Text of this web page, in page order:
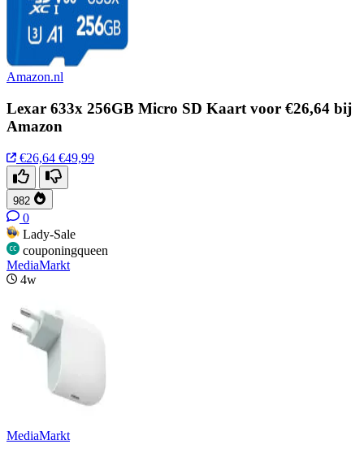
Amazon.nl
Lexar 633x 256GB Micro SD Kaart voor €26,64 bij
Amazon
€26,64 €49,99
982
0
Lady-Sale
couponingqueen
MediaMarkt
4w
MediaMarkt